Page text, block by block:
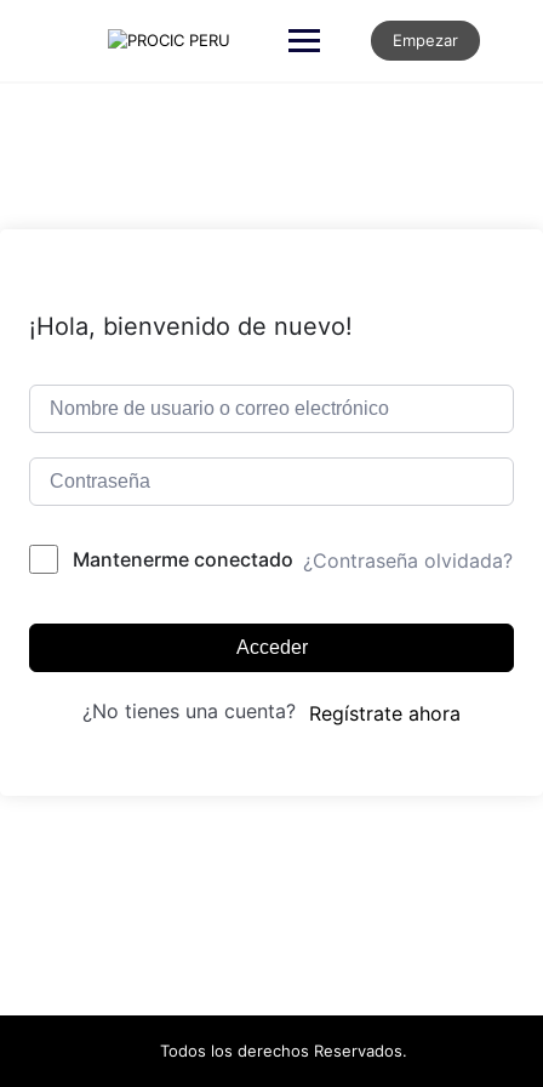
Empezar
¡Hola, bienvenido de nuevo!
Mantenerme conectado ¿Contraseña olvidada?
Acceder
¿No tienes una cuenta? Regístrate ahora
Todos los derechos Reservados.